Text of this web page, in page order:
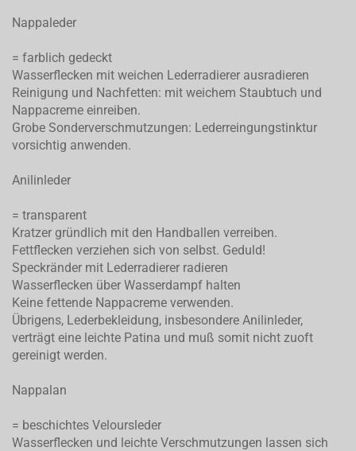
Nappaleder
= farblich gedeckt
Wasserflecken mit weichen Lederradierer ausradieren
Reinigung und Nachfetten: mit weichem Staubtuch und
Nappacreme einreiben.
Grobe Sonderverschmutzungen: Lederreingungstinktur
vorsichtig anwenden.
Anilinleder
= transparent
Kratzer gründlich mit den Handballen verreiben.
Fettflecken verziehen sich von selbst. Geduld!
Speckränder mit Lederradierer radieren
Wasserflecken über Wasserdampf halten
Keine fettende Nappacreme verwenden.
Übrigens, Lederbekleidung, insbesondere Anilinleder,
verträgt eine leichte Patina und muß somit nicht zuoft
gereinigt werden.
Nappalan
= beschichtes Veloursleder
Wasserflecken und leichte Verschmutzungen lassen sich